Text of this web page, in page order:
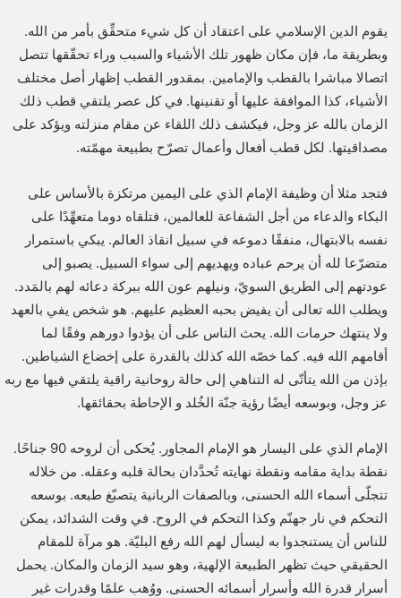
يقوم الدين الإسلامي على اعتقاد أن كل شيء متحقِّق بأمر من الله.
وبطريقة ما، فإن مكان ظهور تلك الأشياء والسبب وراء تحقّقها تتصل
اتصالا مباشرا بالقطب والإمامين. بمقدور القطب إظهار أصل مختلف
الأشياء، كذا الموافقة عليها أو تقنينها. في كل عصر يلتقي قطب ذلك
الزمان بالله عز وجل، فيكشف ذلك اللقاء عن مقام منزلته ويؤكد على
مصداقيتها. لكل قطب أفعال وأعمال تصرّح بطبيعة مهمّته.
فتجد مثلا أن وظيفة الإمام الذي على اليمين مرتكزة بالأساس على
البكاء والدعاء من أجل الشفاعة للعالمين، فتلقاه دوما متعهِّدًا على
نفسه بالابتهال، منفقًا دموعه في سبيل انقاذ العالم. يبكي باستمرار
متضرّعا لله أن يرحم عباده ويهديهم إلى سواء السبيل. يصبو إلى
عودتهم إلى الطريق السويّ، ونيلهم عون الله ببركة دعائه لهم بالمَدد.
ويطلب الله تعالى أن يفيض بحبه العظيم عليهم. هو شخص يفي بالعهد
ولا ينتهك حرمات الله. يحث الناس على أن يؤدوا دورهم وفقًا لما
أقامهم الله فيه. كما خصّه الله كذلك بالقدرة على إخضاع الشياطين.
بإذن من الله يتأتّى له التناهي إلى حالة روحانية راقية يلتقي فيها مع ربه
عز وجل، وبوسعه أيضًا رؤية جنّة الخُلد و الإحاطة بحقائقها.
الإمام الذي على اليسار هو الإمام المجاور. يُحكى أن لروحه 90 جناحًا.
نقطة بداية مقامه ونقطة نهايته تُحدَّدان بحالة قلبه وعقله. من خلاله
تتجلّى أسماء الله الحسنى، وبالصفات الربانية يتصبّغ طبعه. بوسعه
التحكم في نار جهنّم وكذا التحكم في الروح. في وقت الشدائد، يمكن
للناس أن يستنجدوا به ليسأل لهم الله رفع البليّة. هو مرآة للمقام
الحقيقي حيث تظهر الطبيعة الإلهية، وهو سيد الزمان والمكان. يحمل
أسرار قدرة الله وأسرار أسمائه الحسنى. ووُهب علمًا وقدرات غير